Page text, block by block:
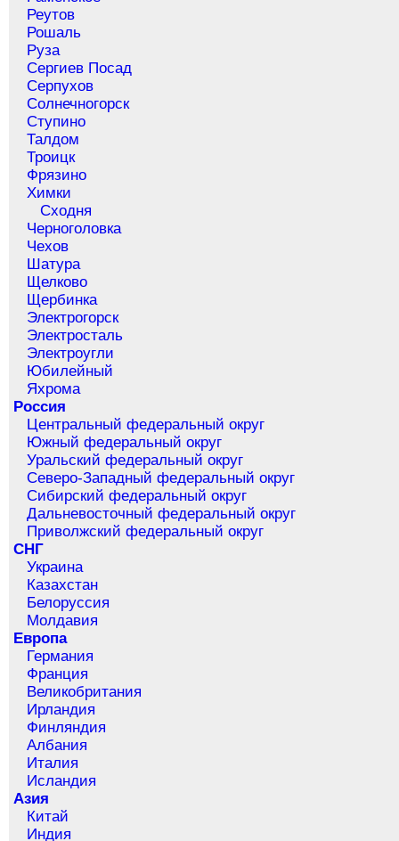
Реутов
Рошаль
Руза
Сергиев Посад
Серпухов
Солнечногорск
Ступино
Талдом
Троицк
Фрязино
Химки
Сходня
Черноголовка
Чехов
Шатура
Щелково
Щербинка
Электрогорск
Электросталь
Электроугли
Юбилейный
Яхрома
Россия
Центральный федеральный округ
Южный федеральный округ
Уральский федеральный округ
Северо-Западный федеральный округ
Сибирский федеральный округ
Дальневосточный федеральный округ
Приволжский федеральный округ
СНГ
Украина
Казахстан
Белоруссия
Молдавия
Европа
Германия
Франция
Великобритания
Ирландия
Финляндия
Албания
Италия
Исландия
Азия
Китай
Индия